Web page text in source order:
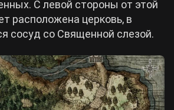
С левой стороны от этой
расположена церковь, в
сосуд со Священной слезой.